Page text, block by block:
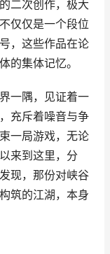
二次创作，极大
仅仅是一个段位
，这些作品在论
的集体记忆。
一隅，见证着一
充斥着噪音与争
一局游戏，无论
来到这里，分
现，那份对峡谷
筑的江湖，本身